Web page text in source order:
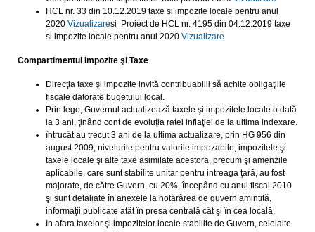
HCL nr. 33 din 10.12.2019 taxe si impozite locale pentru anul
2020 Vizualizaresi Proiect de HCL nr. 4195 din 04.12.2019 taxe
si impozite locale pentru anul 2020 Vizualizare
Compartimentul Impozite şi Taxe
Direcţia taxe şi impozite invită contribuabilii să achite obligaţiile
fiscale datorate bugetului local.
Prin lege, Guvernul actualizează taxele şi impozitele locale o dată
la 3 ani, ţinând cont de evoluţia ratei inflaţiei de la ultima indexare.
întrucât au trecut 3 ani de la ultima actualizare, prin HG 956 din
august 2009, nivelurile pentru valorile impozabile, impozitele şi
taxele locale şi alte taxe asimilate acestora, precum şi amenzile
aplicabile, care sunt stabilite unitar pentru intreaga ţară, au fost
majorate, de către Guvern, cu 20%, începând cu anul fiscal 2010
şi sunt detaliate în anexele la hotărârea de guvern amintită,
informaţii publicate atât în presa centrală cât şi în cea locală.
In afara taxelor şi impozitelor locale stabilite de Guvern, celelalte